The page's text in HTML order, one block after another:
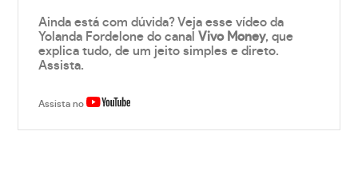
Ainda está com dúvida? Veja esse vídeo da
Yolanda Fordelone do canalVivo Money, que
explica tudo, de um jeito simples e direto.
Assista.
Assista no